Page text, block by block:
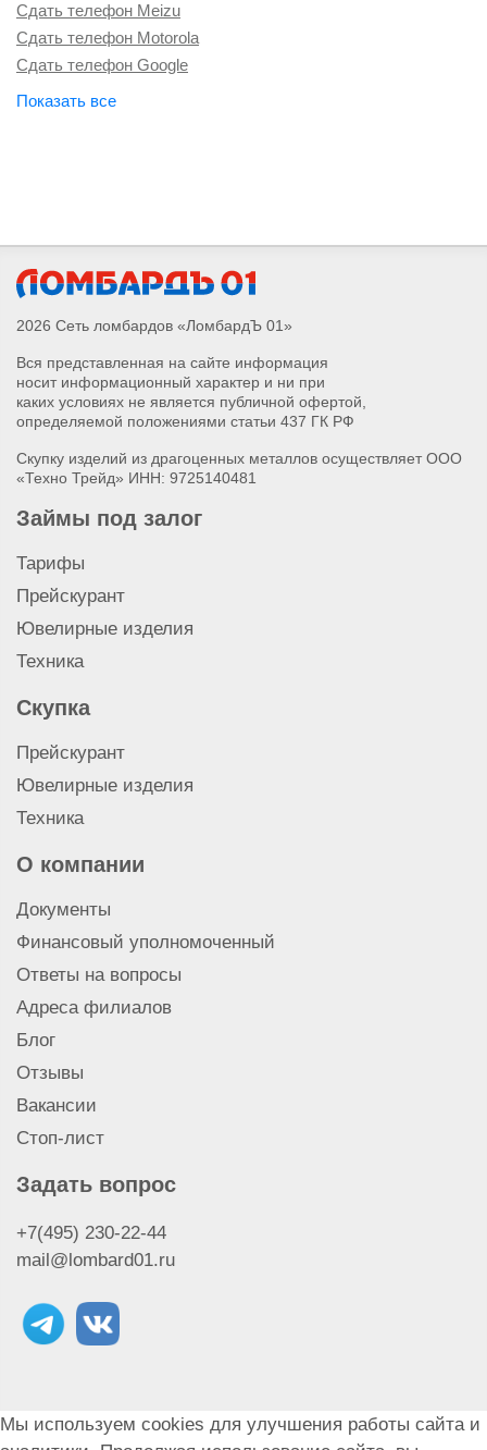
Сдать телефон Meizu
Сдать телефон Motorola
Сдать телефон Google
Сдать телефон Sony
Сдать телефон Infinix
Сдать телефон Tecno
Сдать телефон Huawei
Сдать телефон Realme
Сдать телефон Honor
Сдать телефон Samsung
2026 Сеть ломбардов «ЛомбардЪ 01»
Вся представленная на сайте информация
носит информационный характер и ни при
каких условиях не является публичной офертой,
определяемой положениями статьи 437 ГК РФ
Скупку изделий из драгоценных металлов осуществляет ООО
«Техно Трейд» ИНН: 9725140481
Займы под залог
Тарифы
Прейскурант
Ювелирные изделия
Техника
Скупка
Прейскурант
Ювелирные изделия
Техника
О компании
Документы
Финансовый уполномоченный
Ответы на вопросы
Адреса филиалов
Блог
Отзывы
Вакансии
Стоп-лист
Задать вопрос
+7(495) 230-22-44
mail@lombard01.ru
Мы используем cookies для улучшения работы сайта и